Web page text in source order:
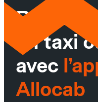
un taxi
avec
Allocab